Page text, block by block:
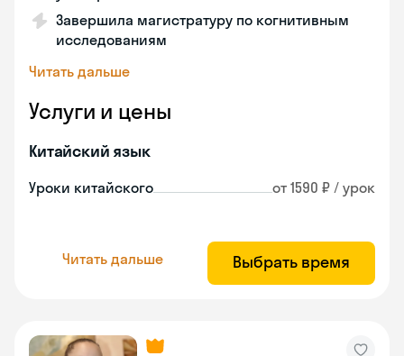
Завершила магистратуру по когнитивным
исследованиям
Читать дальше
Услуги и цены
Китайский язык
Уроки китайского от 1590 ₽ / урок
Читать дальше Выбрать время